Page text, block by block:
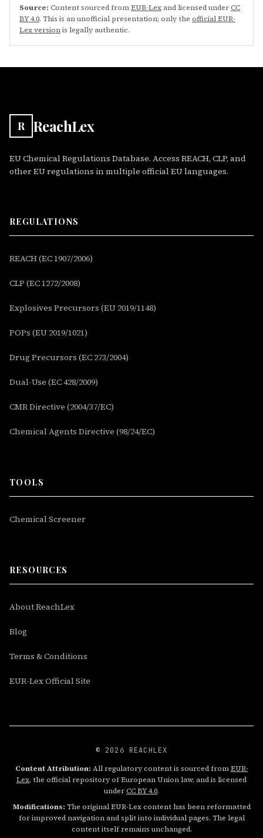
Source: Content sourced fromEUR-Lexand licensed underCC
BY 4.0. This is an unofficial presentation; only the official EUR-
Lex versionis legally authentic.
R ReachLex
EU Chemical Regulations Database. Access REACH, CLP, and
other EU regulations in multiple official EU languages.
REGULATIONS
REACH (EC 1907/2006)
CLP (EC 1272/2008)
Explosives Precursors (EU 2019/1148)
POPs (EU 2019/1021)
Drug Precursors (EC 273/2004)
Dual-Use (EC 428/2009)
CMR Directive (2004/37/EC)
Chemical Agents Directive (98/24/EC)
TOOLS
Chemical Screener
RESOURCES
About ReachLex
Blog
Terms & Conditions
EUR-Lex Official Site
© 2026 REACHLEX
Content Attribution: All regulatory content is sourced fromEUR-
Lex, the official repository of European Union law, and is licensed
underCC BY 4.0.
Modifications: The original EUR-Lex content has been reformatted
for improved navigation and split into individual pages. The legal
content itself remains unchanged.